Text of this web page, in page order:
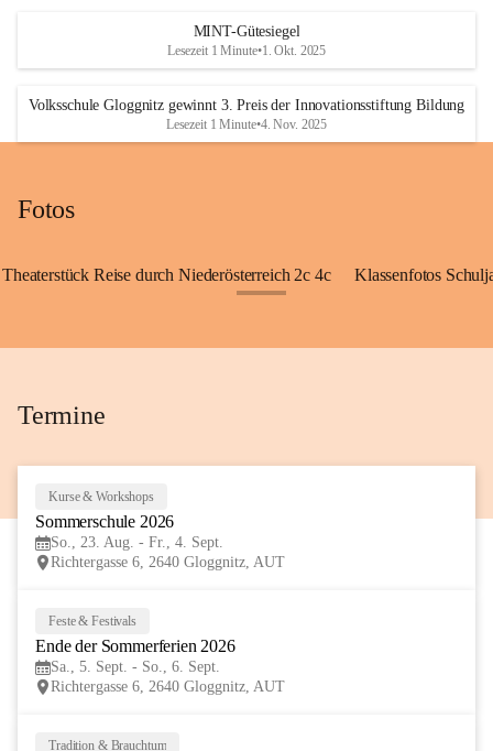
MINT-Gütesiegel
Lesezeit 1 Minute•1. Okt. 2025
Volksschule Gloggnitz gewinnt 3. Preis der Innovationsstiftung Bildung
Lesezeit 1 Minute•4. Nov. 2025
Fotos
Theaterstück Reise durch Niederösterreich 2c 4c Klassenfotos
Termine
Kurse & Workshops
Sommerschule 2026
So., 23. Aug. - Fr., 4. Sept.
Richtergasse 6, 2640 Gloggnitz, AUT
Feste & Festivals
Ende der Sommerferien 2026
Sa., 5. Sept. - So., 6. Sept.
Richtergasse 6, 2640 Gloggnitz, AUT
Tradition & Brauchtum